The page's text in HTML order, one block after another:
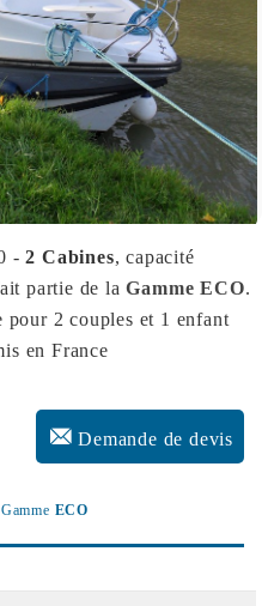
-2 Cabines, capacité
partie de laGamme ECO.
2 couples et 1 enfant
en France
Demande de devis
Gamme ECO